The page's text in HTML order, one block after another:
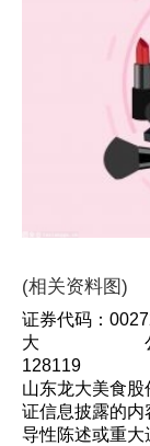
(相关资料图)
证券代码：
大 公告编
128119
山东龙大美食
证信息披露的
导性陈述或重